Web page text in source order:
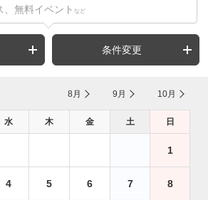
、無料イベント など
条件変更
8月 9月 10月
水 木 金 土 日
1
4 5 6 7 8